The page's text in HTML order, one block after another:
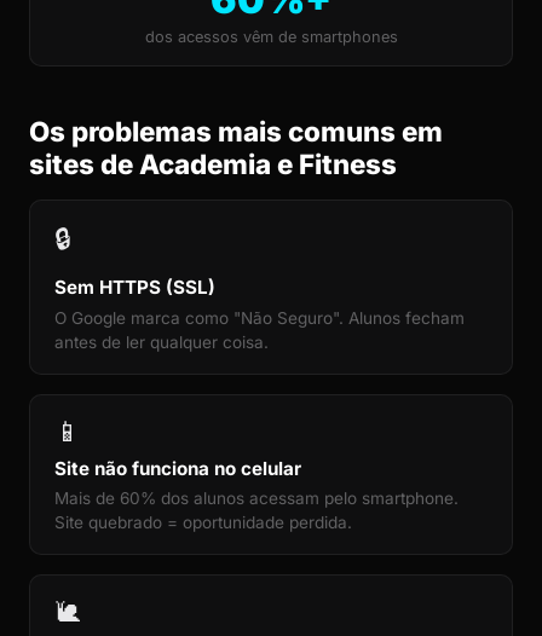
dos acessos vêm de smartphones
Os problemas mais comuns em
sites de Academia e Fitness
🔒
Sem HTTPS (SSL)
O Google marca como "Não Seguro". Alunos fecham
antes de ler qualquer coisa.
📱
Site não funciona no celular
Mais de 60% dos alunos acessam pelo smartphone.
Site quebrado = oportunidade perdida.
🐌